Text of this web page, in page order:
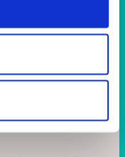
Projděte si